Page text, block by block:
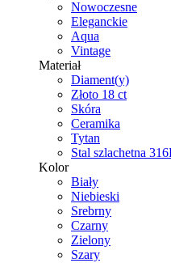
Nowoczesne
Eleganckie
Aqua
Vintage
Materiał
Diament(y)
Złoto 18 ct
Skóra
Ceramika
Tytan
Stal szlachetna
Kolor
Biały
Niebieski
Srebrny
Czarny
Zielony
Szary